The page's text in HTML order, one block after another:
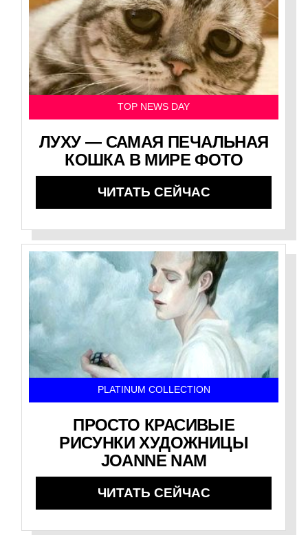
TOP NEWS DAY
ЛУХУ — САМАЯ ПЕЧАЛЬНАЯ
КОШКА В МИРЕ ФОТО
ЧИТАТЬ СЕЙЧАС
PLATINUM COLLECTION
ПРОСТО КРАСИВЫЕ
РИСУНКИ ХУДОЖНИЦЫ
JOANNE NAM
ЧИТАТЬ СЕЙЧАС